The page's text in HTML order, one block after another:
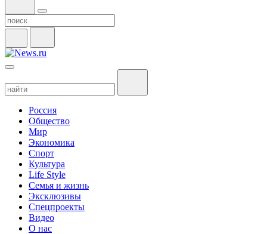
Россия
Общество
Мир
Экономика
Спорт
Культура
Life Style
Семья и жизнь
Эксклюзивы
Спецпроекты
Видео
О нас